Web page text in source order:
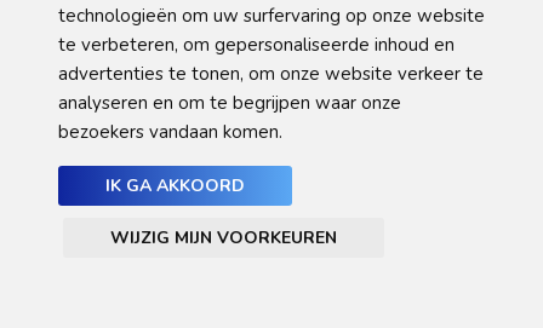
technologieën om uw surfervaring op onze website
te verbeteren, om gepersonaliseerde inhoud en
advertenties te tonen, om onze website verkeer te
analyseren en om te begrijpen waar onze
bezoekers vandaan komen.
IK GA AKKOORD
WIJZIG MIJN VOORKEUREN